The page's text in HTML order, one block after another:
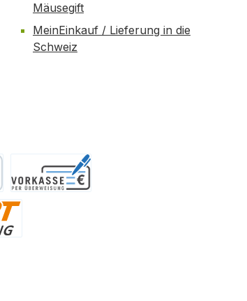
Mäusegift
MeinEinkauf / Lieferung in die
Schweiz
Vorkasse